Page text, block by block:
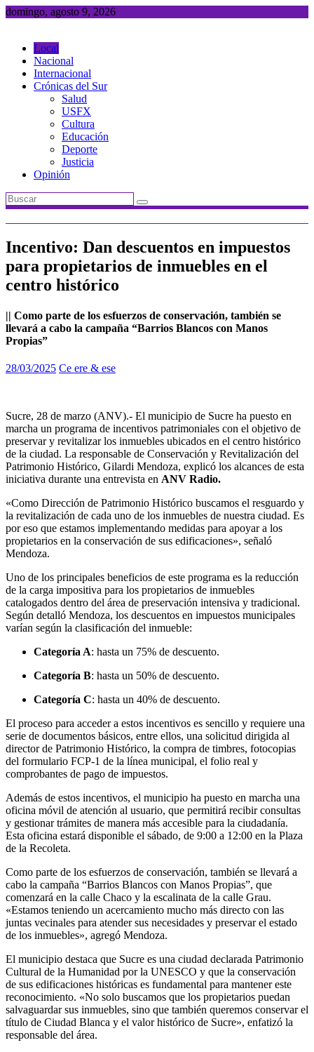
Saltar
domingo, agosto 9, 2026
Local
Nacional
Internacional
Crónicas del Sur
Salud
USFX
Cultura
Educación
Deporte
Justicia
Opinión
Incentivo: Dan descuentos en impuestos
para propietarios de inmuebles en el
centro histórico
|| Como parte de los esfuerzos de conservación, también se
llevará a cabo la campaña “Barrios Blancos con Manos
Propias”
28/03/2025 Ce ere & ese
Sucre, 28 de marzo (ANV).- El municipio de Sucre ha puesto en
marcha un programa de incentivos patrimoniales con el objetivo de
preservar y revitalizar los inmuebles ubicados en el centro histórico
de la ciudad. La responsable de Conservación y Revitalización del
Patrimonio Histórico, Gilardi Mendoza, explicó los alcances de esta
iniciativa durante una entrevista en ANV Radio.
«Como Dirección de Patrimonio Histórico buscamos el resguardo y
la revitalización de cada uno de los inmuebles de nuestra ciudad. Es
por eso que estamos implementando medidas para apoyar a los
propietarios en la conservación de sus edificaciones», señaló
Mendoza.
Uno de los principales beneficios de este programa es la reducción
de la carga impositiva para los propietarios de inmuebles
catalogados dentro del área de preservación intensiva y tradicional.
Según detalló Mendoza, los descuentos en impuestos municipales
varían según la clasificación del inmueble:
Categoría A: hasta un 75% de descuento.
Categoría B: hasta un 50% de descuento.
Categoría C: hasta un 40% de descuento.
El proceso para acceder a estos incentivos es sencillo y requiere una
serie de documentos básicos, entre ellos, una solicitud dirigida al
director de Patrimonio Histórico, la compra de timbres, fotocopias
del formulario FCP-1 de la línea municipal, el folio real y
comprobantes de pago de impuestos.
Además de estos incentivos, el municipio ha puesto en marcha una
oficina móvil de atención al usuario, que permitirá recibir consultas
y gestionar trámites de manera más accesible para la ciudadanía.
Esta oficina estará disponible el sábado, de 9:00 a 12:00 en la Plaza
de la Recoleta.
Como parte de los esfuerzos de conservación, también se llevará a
cabo la campaña “Barrios Blancos con Manos Propias”, que
comenzará en la calle Chaco y la escalinata de la calle Grau.
«Estamos teniendo un acercamiento mucho más directo con las
juntas vecinales para atender sus necesidades y preservar el estado
de los inmuebles», agregó Mendoza.
El municipio destaca que Sucre es una ciudad declarada Patrimonio
Cultural de la Humanidad por la UNESCO y que la conservación
de sus edificaciones históricas es fundamental para mantener este
reconocimiento. «No solo buscamos que los propietarios puedan
salvaguardar sus inmuebles, sino que también queremos conservar el
título de Ciudad Blanca y el valor histórico de Sucre», enfatizó la
responsable del área.